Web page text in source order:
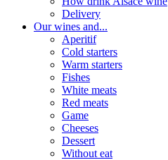
Delivery
Our wines and...
Aperitif
Cold starters
Warm starters
Fishes
White meats
Red meats
Game
Cheeses
Dessert
Without eat